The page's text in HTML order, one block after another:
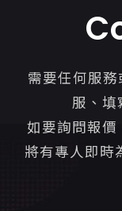
需要任何服務
服、填
如要詢問報價
將有專人即時